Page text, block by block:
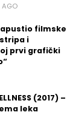
AGO
filmske
i
prvi grafički
(2017) –
leka